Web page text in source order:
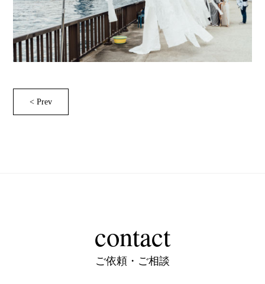
< Prev
contact
ご依頼・ご相談